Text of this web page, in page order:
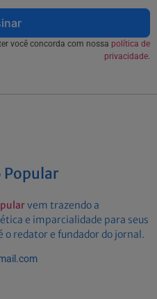
você concorda com nossa política de
privacidade.
Popular
vem trazendo a
e imparcialidade para seus
o redator e fundador do jornal.